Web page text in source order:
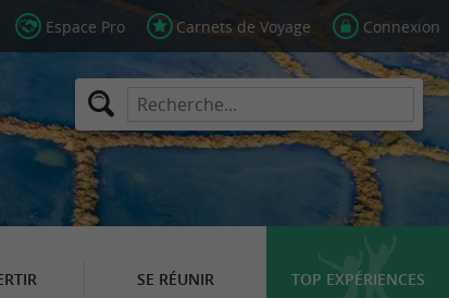
Espace Pro Carnets de Voyage Connexion
SE RÉUNIR TOP EXPÉRIENCES